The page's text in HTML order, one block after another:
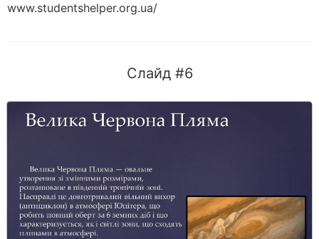
www.studentshelper.org.ua/
Слайд #6